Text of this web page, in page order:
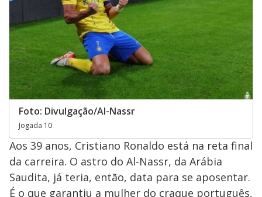
Foto: Divulgação/Al-Nassr
Jogada 10
Aos 39 anos, Cristiano Ronaldo está na reta final
da carreira. O astro do Al-Nassr, da Arábia
Saudita, já teria, então, data para se aposentar.
É o que garantiu a mulher do craque português,